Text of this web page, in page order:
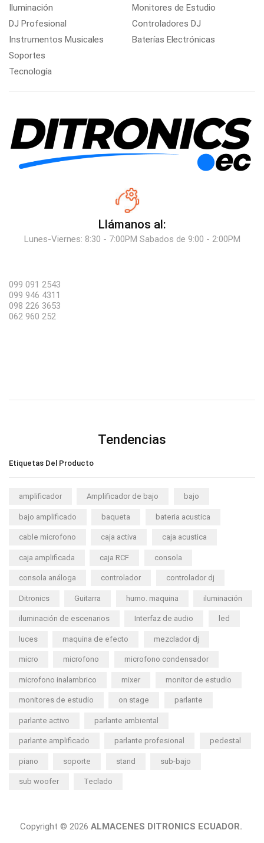
Iluminación
DJ Profesional
Instrumentos Musicales
Soportes
Tecnología
Monitores de Estudio
Controladores DJ
Baterías Electrónicas
Llámanos al:
Lunes-Viernes: 8:30 - 7:00PM Sabados de 9:00 - 2:00PM
099 091 2543
099 946 4311
098 226 3653
062 960 252
Tendencias
Etiquetas Del Producto
amplificador Amplificador de bajo bajo
bajo amplificado baqueta bateria acustica
cable microfono caja activa caja acustica
caja amplificada caja RCF consola
consola análoga controlador controlador dj
Ditronics Guitarra humo. maquina iluminación
iluminación de escenarios Interfaz de audio led
luces maquina de efecto mezclador dj
micro microfono microfono condensador
microfono inalambrico mixer monitor de estudio
monitores de estudio on stage parlante
parlante activo parlante ambiental
parlante amplificado parlante profesional pedestal
piano soporte stand sub-bajo
sub woofer Teclado
Copyright © 2026 ALMACENES DITRONICS ECUADOR.